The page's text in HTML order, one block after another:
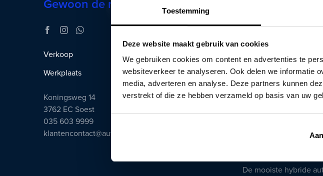
Toestemming
Deze website maakt gebruik van cookies
We gebruiken cookies om content en advertenties te
websiteverkeer te analyseren. Ook delen we informatie
media, adverteren en analyse. Deze partners kunnen
verstrekt of die ze hebben verzameld op basis van uw
Gewoon de mooiste auto’s
Verkoop
Gesloten
Werkplaats
Gesloten
Koningsweg 14
3762 EC Soest
035 603 9999
klantencontact@autosmeeing.nl
100% Elektrisch
Private lease
Zakelijk
Bestelwagens
Banden en velgen
De mooiste hybride